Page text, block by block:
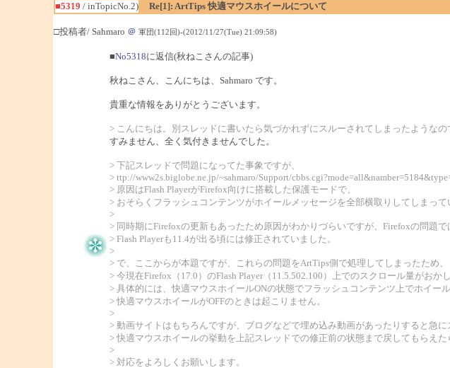
■5319 / inTopicNo.2)
Re[1]: ArtTips 快適マウスホイールについて
□投稿者/ Sahmaro ＠ 軍団(112回)-(2012/11/27(Tue) 21:09:58)
■No5318に返信(秋ねこさんの記事)
秋ねこさん、こんにちは、Sahmaro です。
貴重な情報をありがとうございます。
> こんにちは。別スレッドに書いたら気づかれずにスルーされてしまったようなの
すみません、全く気付きませんでした。
> 下記スレッドで問題になってた事象ですが、
> ttp://www2s.biglobe.ne.jp/~sahmaro/Support/
> 原因はFlash PlayerがFirefox向けに搭載した保護モードで、
> おそらくフラッシュコンテンツがホイールメッセージを全部横取りしてしまっ
>
> 同時期にFirefoxの更新もあったため原因がわかりづらいですが、Firefoxの問題で
> Flash Playerも11.4が出る頃には修正されていました。
>
> で、ここからが本題ですが、これらの問題をArtTips側で処理してしまったため、
> 今現在Firefox（17.0）のFlash Player（11.5.502.100）上でのスクロール量がおか
> 具体的には、快適マウスホイールONの状態でフラッシュコンテンツ上でホイー
> 快適マウスホイールがOFFのときは起こりません。
>
> 動画サイトはもちろんですが、ブログなどで埋め込み動画があったりすると急
> 快適マウスホイールの挙動を上記スレッドでの修正前の状態まで戻してもらえた
>
> 対応をよろしくお願いします。